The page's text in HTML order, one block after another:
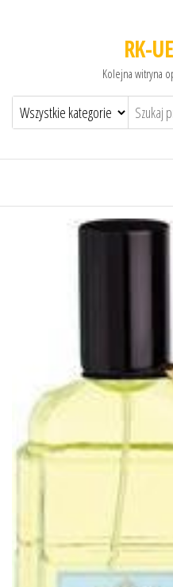
RK-
Kolejna witryna